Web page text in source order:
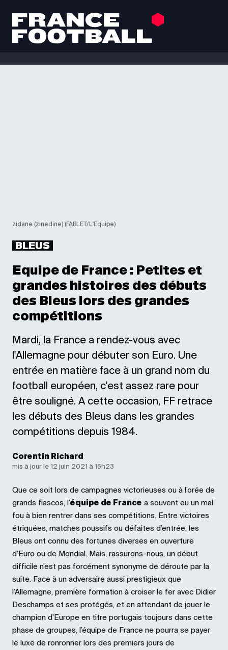
zidane (zinedine) (FABLET/L'Equipe)
BLEUS
Equipe de France : Petites et
grandes histoires des débuts
des Bleus lors des grandes
compétitions
Mardi, la France a rendez-vous avec
l'Allemagne pour débuter son Euro. Une
entrée en matière face à un grand nom du
football européen, c'est assez rare pour
être souligné. A cette occasion, FF retrace
les débuts des Bleus dans les grandes
compétitions depuis 1984.
Corentin Richard
mis à jour le 12 juin 2021 à 16h23
Que ce soit lors de campagnes victorieuses ou à l’orée de
grands fiascos, l’équipe de France a souvent eu un mal
fou à bien rentrer dans ses compétitions. Entre victoires
étriquées, matches poussifs ou défaites d’entrée, les
Bleus ont connu des fortunes diverses en ouverture
d’Euro ou de Mondial. Mais, rassurons-nous, un début
difficile n’est pas forcément synonyme de déroute par la
suite. Face à un adversaire aussi prestigieux que
l’Allemagne, première formation à croiser le fer avec Didier
Deschamps et ses protégés, et en attendant de jouer le
champion d’Europe en titre portugais toujours dans cette
phase de groupes, l’équipe de France ne pourra se payer
le luxe de ronronner lors des premiers jours de